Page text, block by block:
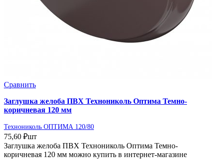
Сравнить
Заглушка желоба ПВХ Технониколь Оптима Темно-
коричневая 120 мм
Технониколь ОПТИМА 120/80
75,60 ₽шт
Заглушка желоба ПВХ Технониколь Оптима Темно-
коричневая 120 мм можно купить в интернет-магазине